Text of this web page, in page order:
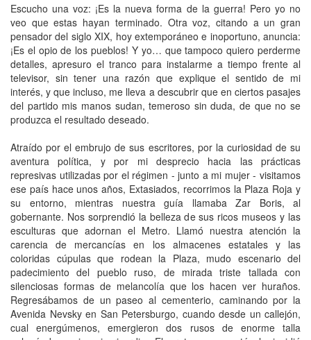
Escucho una voz: ¡Es la nueva forma de la guerra! Pero yo no
veo que estas hayan terminado. Otra voz, citando a un gran
pensador del siglo XIX, hoy extemporáneo e inoportuno, anuncia:
¡Es el opio de los pueblos! Y yo… que tampoco quiero perderme
detalles, apresuro el tranco para instalarme a tiempo frente al
televisor, sin tener una razón que explique el sentido de mi
interés, y que incluso, me lleva a descubrir que en ciertos pasajes
del partido mis manos sudan, temeroso sin duda, de que no se
produzca el resultado deseado.
Atraído por el embrujo de sus escritores, por la curiosidad de su
aventura política, y por mi desprecio hacia las prácticas
represivas utilizadas por el régimen - junto a mi mujer - visitamos
ese país hace unos años, Extasiados, recorrimos la Plaza Roja y
su entorno, mientras nuestra guía llamaba Zar Boris, al
gobernante. Nos sorprendió la belleza de sus ricos museos y las
esculturas que adornan el Metro. Llamó nuestra atención la
carencia de mercancías en los almacenes estatales y las
coloridas cúpulas que rodean la Plaza, mudo escenario del
padecimiento del pueblo ruso, de mirada triste tallada con
silenciosas formas de melancolía que los hacen ver huraños.
Regresábamos de un paseo al cementerio, caminando por la
Avenida Nevsky en San Petersburgo, cuando desde un callejón,
cual energúmenos, emergieron dos rusos de enorme talla